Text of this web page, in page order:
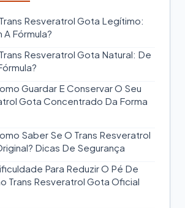
Resveratrol Gota Legítimo:
A Fórmula?
Resveratrol Gota Natural: De
Guardar E Conservar O Seu
Gota Concentrado Da Forma
Saber Se O Trans Resveratrol
Dicas De Segurança
Para Reduzir O Pé De
Trans Resveratrol Gota Oficial